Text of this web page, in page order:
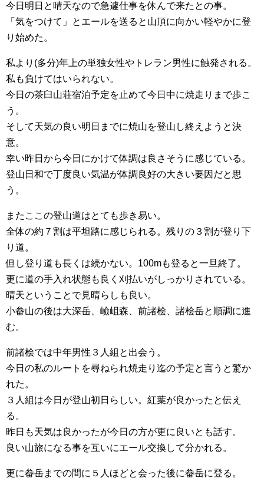
今日明日と晴天なので急遽仕事を休んで来たとの事。
「気をつけて」とエールを送ると山頂に向かい軽やかに登
り始めた。
私より(多分)年上の単独女性やトレラン男性に触発される。
私も負けてはいられない。
今日の茶臼山荘宿泊予定を止めて今日中に焼走りまで歩こ
う。
そして天気の良い明日までに焼山を登山し終えようと決
意。
幸い昨日から今日にかけて体調は良さそうに感じている。
登山日和で丁度良い気温が体調良好の大きい要因だと思
う。
またここの登山道はとても歩き易い。
全体の約７割は平坦路に感じられる。残りの３割が登り下
り道。
但し登り道も長くは続かない。100mも登ると一旦終了。
更に道の手入れ状態も良く刈払いがしっかりされている。
晴天ということで見晴らしも良い。
小畚山の後は大深岳、嶮岨森、前諸桧、諸桧岳と順調に進
む。
前諸桧では中年男性３人組と出会う。
今日の私のルートを尋ねられ焼走り迄の予定と言うと驚か
れた。
３人組は今日が登山初日らしい。紅葉が良かったと伝え
る。
昨日も天気は良かったが今日の方が更に良いとも話す。
良い山旅になる事を互いにエール交換して分かれる。
更に畚岳までの間に５人ほどと会った後に畚岳に登る。